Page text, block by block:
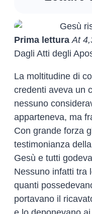
Prima letturaAt
Dagli Atti degli
La moltitudine di
credenti aveva un
nessuno
apparteneva, ma
Con grande forza
testimonianza
Gesù e tutti
Nessuno infatti tra
quanti
portavano il